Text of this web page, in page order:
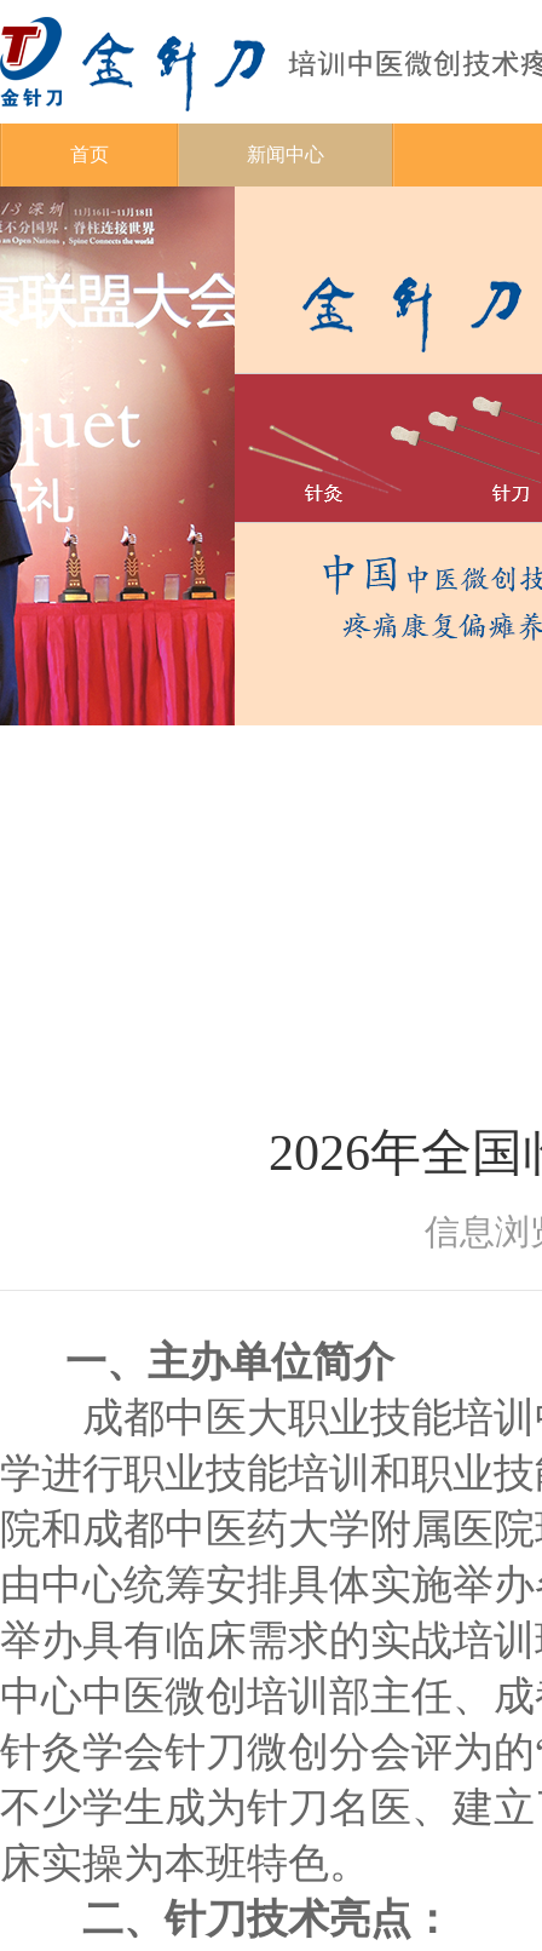
首页 新闻中心
2026年全
信息浏
一、主办单位简介
成都中医大职业技能培训
学进行职业技能培训和职业
院和成都中医药大学附属医
由中心统筹安排具体实施举
举办具有临床需求的实战培
中心中医微创培训部主任、
针灸学会针刀微创分会评为
不少学生成为针刀名医、建
床实操为本班特色。
二、针刀技术亮点：